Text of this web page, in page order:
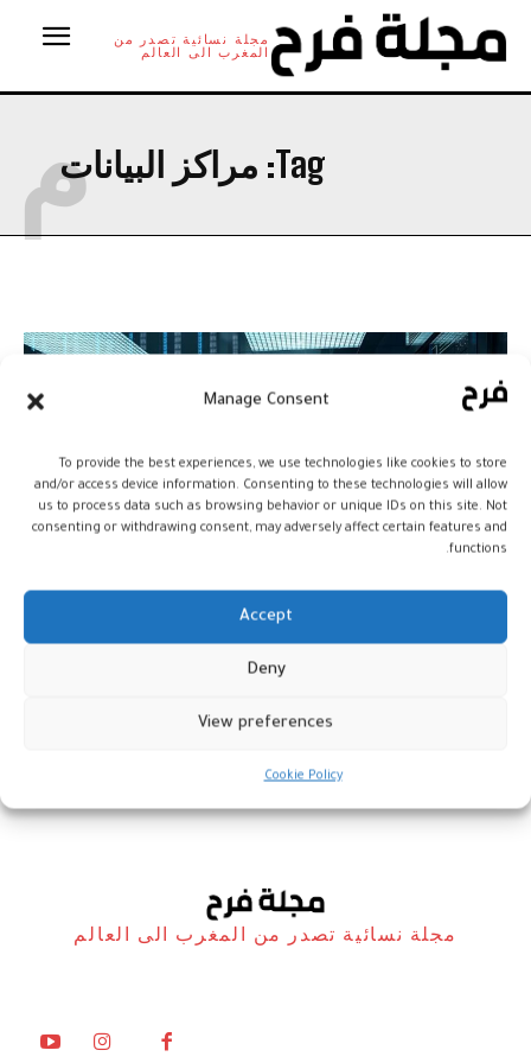
Manage Consent
To provide the best experiences, we use technologies like cookies to store
and/or access device information. Consenting to these technologies will allow
us to process data such as browsing behavior or unique IDs on this site. Not
consenting or withdrawing consent, may adversely affect certain features and
functions.
Accept
Deny
View preferences
Cookie Policy
مجلة نسائية تصدر من
المغرب الى العالم
Tag: مراكز البياناتم
المغرب في صدارة إفريقيا باستضافة
مجلة نسائية تصدر من المغرب الى العالم